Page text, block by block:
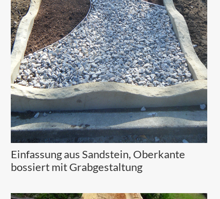
Einfassung aus Sandstein, Oberkante
bossiert mit Grabgestaltung